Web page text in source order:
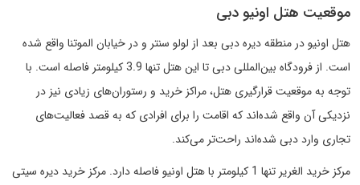
موقعیت هتل اونیو دبی
هتل اونیو در منطقه دیره دبی بعد از لولو سنتر و در خیابان الموتنا واقع شده
است. از فرودگاه بین‌المللی دبی تا این هتل تنها 3.9 کیلومتر فاصله است. با
توجه به موقعیت قرارگیری هتل، مراکز خرید و رستوران‌های زیادی نیز در
نزدیکی آن واقع شده‌اند که اقامت را برای افرادی که به قصد فعالیت‌های
تجاری وارد دبی شده‌اند راحت‌تر می‌کند.
مرکز خرید الغریر تنها 1 کیلومتر با هتل اونیو فاصله دارد. مرکز خرید دیره سیتی